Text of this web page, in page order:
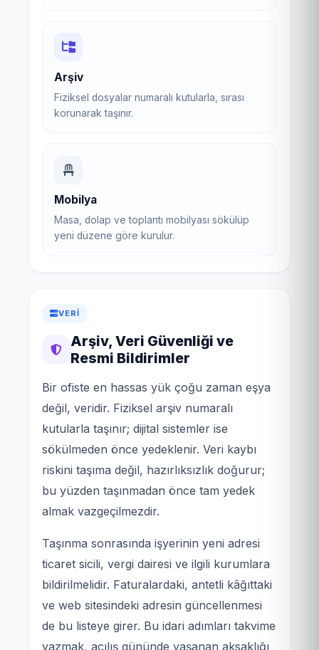
Arşiv
Fiziksel dosyalar numaralı kutularla, sırası
korunarak taşınır.
Mobilya
Masa, dolap ve toplantı mobilyası sökülüp
yeni düzene göre kurulur.
VERI
Arşiv, Veri Güvenliği ve
Resmi Bildirimler
Bir ofiste en hassas yük çoğu zaman eşya
değil, veridir. Fiziksel arşiv numaralı
kutularla taşınır; dijital sistemler ise
sökülmeden önce yedeklenir. Veri kaybı
riskini taşıma değil, hazırlıksızlık doğurur;
bu yüzden taşınmadan önce tam yedek
almak vazgeçilmezdir.
Taşınma sonrasında işyerinin yeni adresi
ticaret sicili, vergi dairesi ve ilgili kurumlara
bildirilmelidir. Faturalardaki, antetli kâğıttaki
ve web sitesindeki adresin güncellenmesi
de bu listeye girer. Bu idari adımları takvime
yazmak, açılış gününde yaşanan aksaklığı